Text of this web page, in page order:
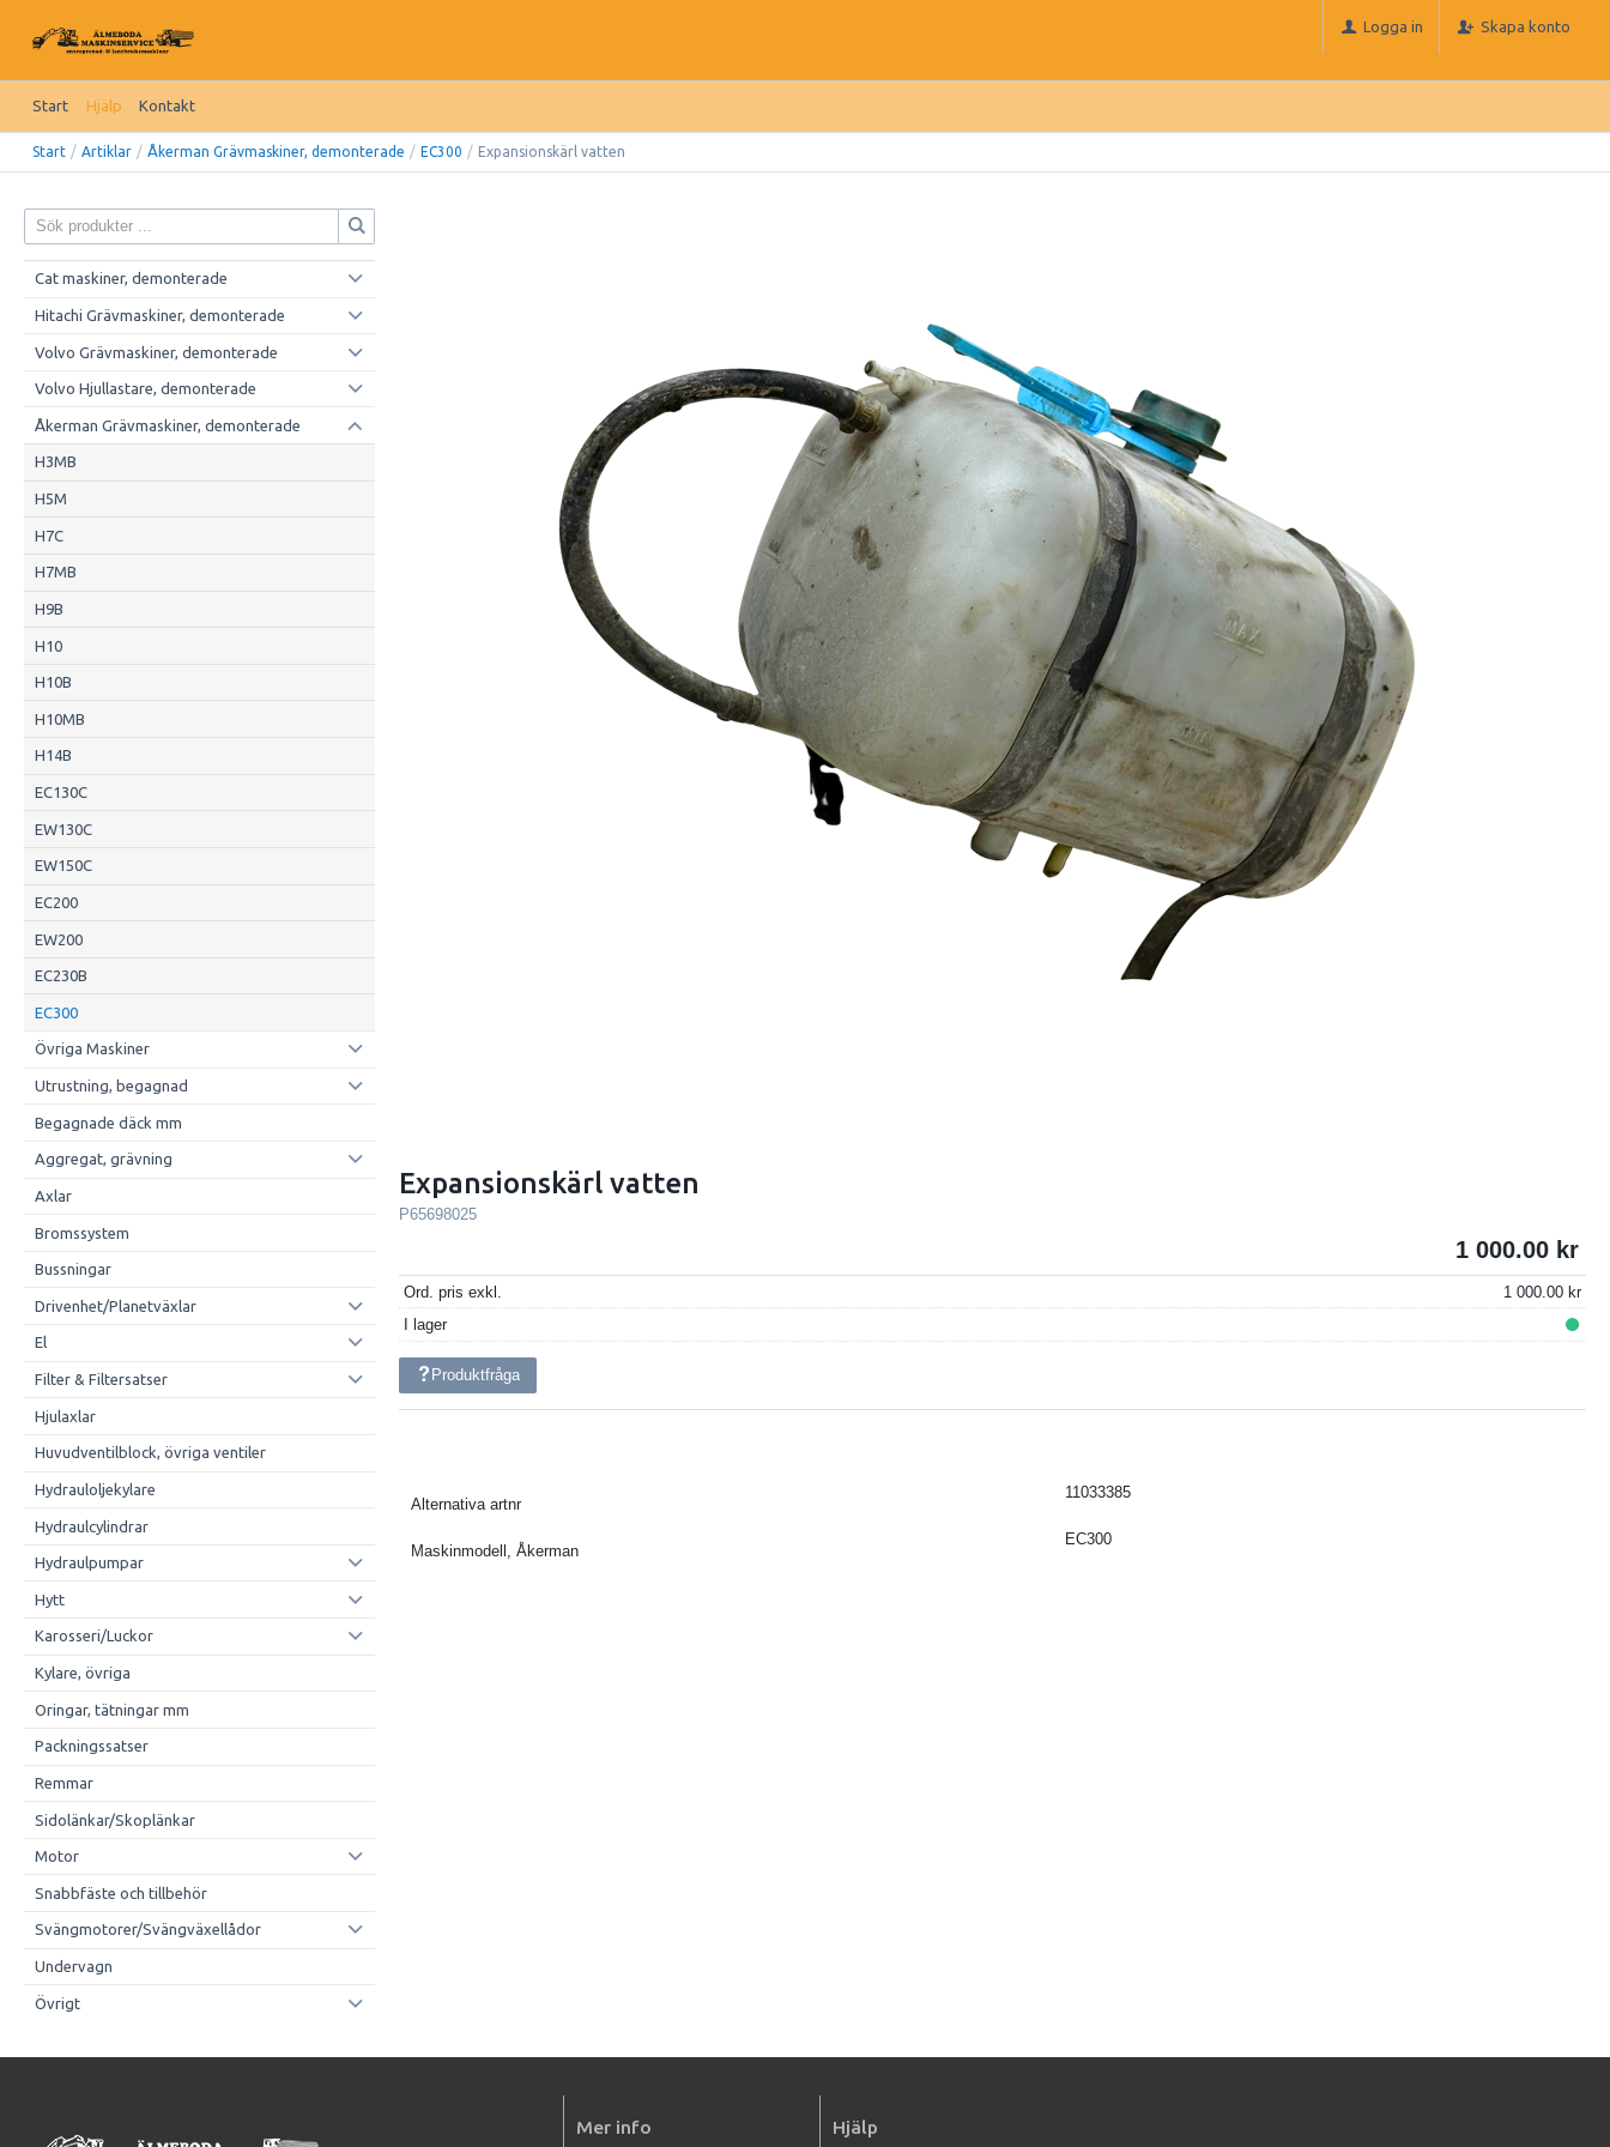
Logga in Skapa konto
Start Hjälp Kontakt
Start / Artiklar / Åkerman Grävmaskiner, demonterade / EC300 / Expansionskärl vatten
Cat maskiner, demonterade
Hitachi Grävmaskiner, demonterade
Volvo Grävmaskiner, demonterade
Volvo Hjullastare, demonterade
Åkerman Grävmaskiner, demonterade
H3MB
H5M
H7C
H7MB
H9B
H10
H10B
H10MB
H14B
EC130C
EW130C
EW150C
EC200
EW200
EC230B
EC300
Övriga Maskiner
Utrustning, begagnad
Begagnade däck mm
Aggregat, grävning
Axlar
Bromssystem
Bussningar
Drivenhet/Planetväxlar
El
Filter & Filtersatser
Hjulaxlar
Huvudventilblock, övriga ventiler
Hydrauloljekylare
Hydraulcylindrar
Hydraulpumpar
Hytt
Karosseri/Luckor
Kylare, övriga
Oringar, tätningar mm
Packningssatser
Remmar
Sidolänkar/Skoplänkar
Motor
Snabbfäste och tillbehör
Svängmotorer/Svängväxellådor
Undervagn
Övrigt
Expansionskärl vatten
P65698025
1 000.00
Ord. pris exkl.
1 000.00
I lager
Produktfråga
Alternativa artnr
11033385
Maskinmodell, Åkerman
EC300
Mer info Hjälp